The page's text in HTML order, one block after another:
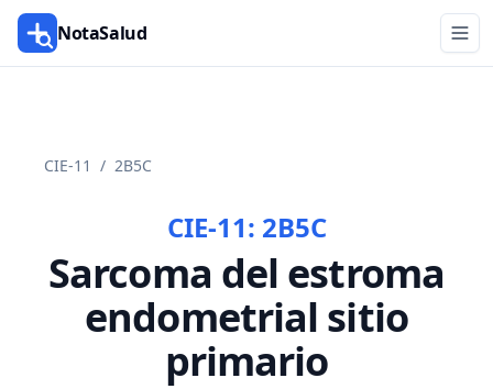
NotaSalud
CIE-11 / 2B5C
CIE-11: 2B5C
Sarcoma del estroma
endometrial sitio
primario